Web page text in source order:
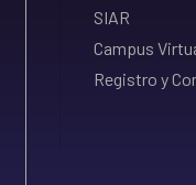
SIAR
Campus
Registro y